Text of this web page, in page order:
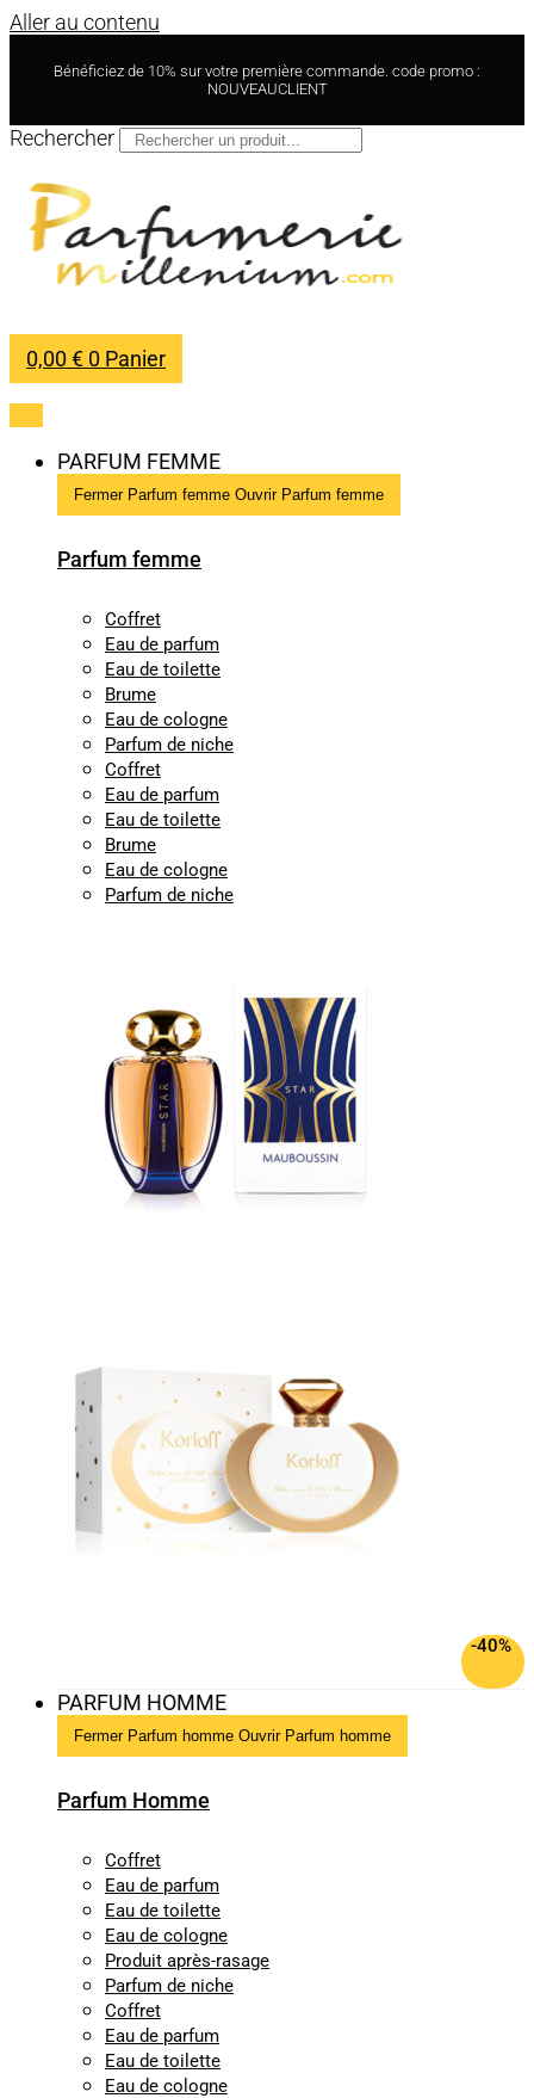
Aller au contenu
Bénéficiez de 10% sur votre première commande. code promo :
NOUVEAUCLIENT
Rechercher
0,00€ 0 Panier
PARFUM FEMME
Fermer Parfum femme Ouvrir Parfum femme
Parfum femme
Coffret
Eau de parfum
Eau de toilette
Brume
Eau de cologne
Parfum de niche
Coffret
Eau de parfum
Eau de toilette
Brume
Eau de cologne
Parfum de niche
-40%
PARFUM HOMME
Fermer Parfum homme Ouvrir Parfum homme
Parfum Homme
Coffret
Eau de parfum
Eau de toilette
Eau de cologne
Produit après-rasage
Parfum de niche
Coffret
Eau de parfum
Eau de toilette
Eau de cologne